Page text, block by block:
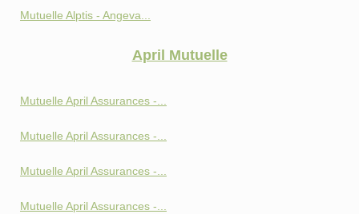
Mutuelle Alptis - Angeva...
April Mutuelle
Mutuelle April Assurances -...
Mutuelle April Assurances -...
Mutuelle April Assurances -...
Mutuelle April Assurances -...